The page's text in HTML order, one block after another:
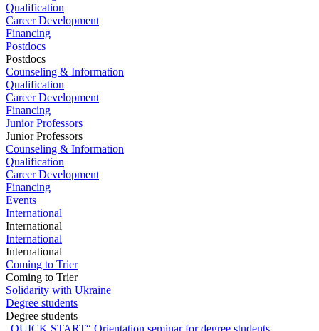
Qualification
Career Development
Financing
Postdocs
Postdocs
Counseling & Information
Qualification
Career Development
Financing
Junior Professors
Junior Professors
Counseling & Information
Qualification
Career Development
Financing
Events
International
International
International
International
Coming to Trier
Coming to Trier
Solidarity with Ukraine
Degree students
Degree students
„QUICK START“ Orientation seminar for degree students